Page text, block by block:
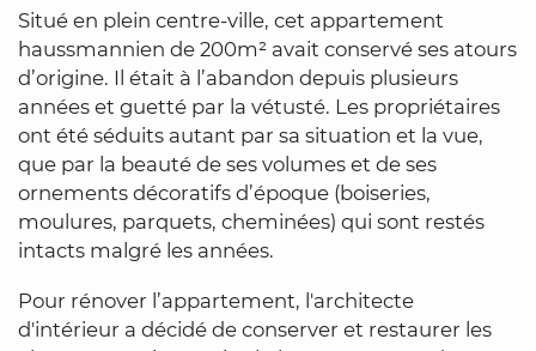
Situé en plein centre-ville, cet appartement
haussmannien de 200m² avait conservé ses atours
d’origine. Il était à l’abandon depuis plusieurs
années et guetté par la vétusté. Les propriétaires
ont été séduits autant par sa situation et la vue,
que par la beauté de ses volumes et de ses
ornements décoratifs d’époque (boiseries,
moulures, parquets, cheminées) qui sont restés
intacts malgré les années.
Pour rénover l’appartement, l'architecte
d'intérieur a décidé de conserver et restaurer les